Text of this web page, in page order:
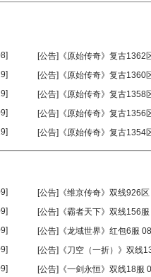
[公告]《原始传奇》复古1362
[公告]《原始传奇》复古1360
[公告]《原始传奇》复古1358
[公告]《原始传奇》复古1356
[公告]《原始传奇》复古1354
[公告]《维京传奇》双线926
[公告]《霸者天下》双线156
[公告]《龙域世界》红包6服
[公告]《刀空（一折）》双线
[公告]《一剑永恒》双线18服